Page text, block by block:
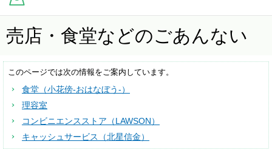
売店・食堂などのごあんない
このページでは次の情報をご案内しています。
食堂（小花傍-おはなぼう-）
理容室
コンビニエンスストア（LAWSON）
キャッシュサービス（北星信金）